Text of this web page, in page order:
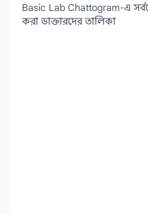
Basic Lab Chattogram-এ
করা ডাক্তারদের তালিকা